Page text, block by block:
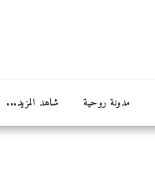
مدونة روحية شاهد المزيد...